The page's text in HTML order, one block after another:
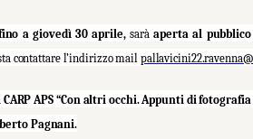
a giovedì 30 aprile,saràaperta al
contattare l’indirizzo mail
APS “Con altri occhi. Appunti di
Pagnani.